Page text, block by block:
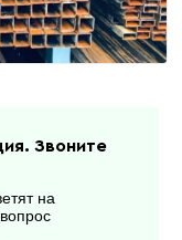
Звоните
на